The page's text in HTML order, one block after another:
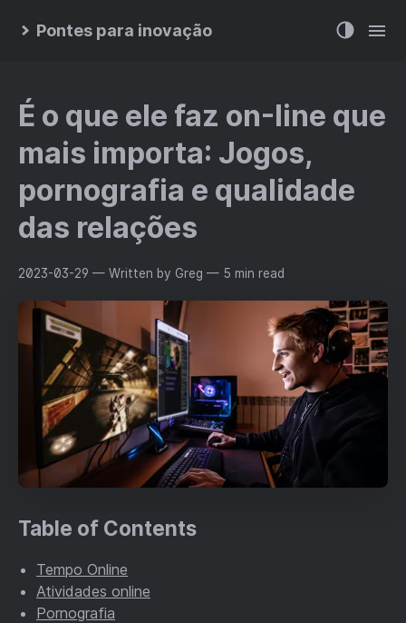
Pontes para inovação
É o que ele faz on-line que
mais importa: Jogos,
pornografia e qualidade
das relações
2023-03-29 — Written by Greg — 5 min read
Table of Contents
Tempo Online
Atividades online
Pornografia